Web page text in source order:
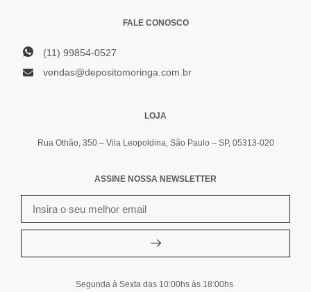
FALE CONOSCO
(11) 99854-0527
vendas@depositomoringa.com.br
LOJA
Rua Othão, 350 – Vila Leopoldina, São Paulo – SP, 05313-020
ASSINE NOSSA NEWSLETTER
Segunda à Sexta das 10:00hs às 18:00hs